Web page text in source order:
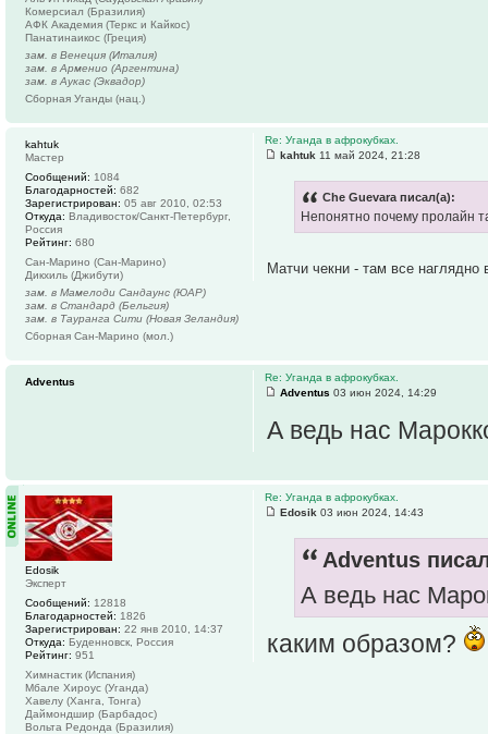
Комерсиал (Бразилия)
АФК Академия (Теркс и Кайкос)
Панатинаикос (Греция)
зам. в Венеция (Италия)
зам. в Арменио (Аргентина)
зам. в Аукас (Эквадор)
Сборная Уганды (нац.)
Re: Уганда в афрокубках.
kahtuk 11 май 2024, 21:28
Che Guevara писал(а):
Непонятно почему пролайн
Матчи чекни - там все наглядно
kahtuk
Мастер
Сообщений: 1084
Благодарностей: 682
Зарегистрирован: 05 авг 2010, 02:53
Откуда: Владивосток/Санкт-Петербург,
Россия
Рейтинг: 680
Сан-Марино (Сан-Марино)
Дикхиль (Джибути)
зам. в Мамелоди Сандаунс (ЮАР)
зам. в Стандард (Бельгия)
зам. в Тауранга Сити (Новая Зеландия)
Сборная Сан-Марино (мол.)
Re: Уганда в афрокубках.
Adventus 03 июн 2024, 14:29
А ведь нас
Adventus
Re: Уганда в афрокубках.
Edosik 03 июн 2024, 14:43
Adventus
А ведь нас
каким образом?
Edosik
Эксперт
Сообщений: 12818
Благодарностей: 1826
Зарегистрирован: 22 янв 2010, 14:37
Откуда: Буденновск, Россия
Рейтинг: 951
Химнастик (Испания)
Мбале Хироус (Уганда)
Хавелу (Ханга, Тонга)
Даймондшир (Барбадос)
Вольта Редонда (Бразилия)